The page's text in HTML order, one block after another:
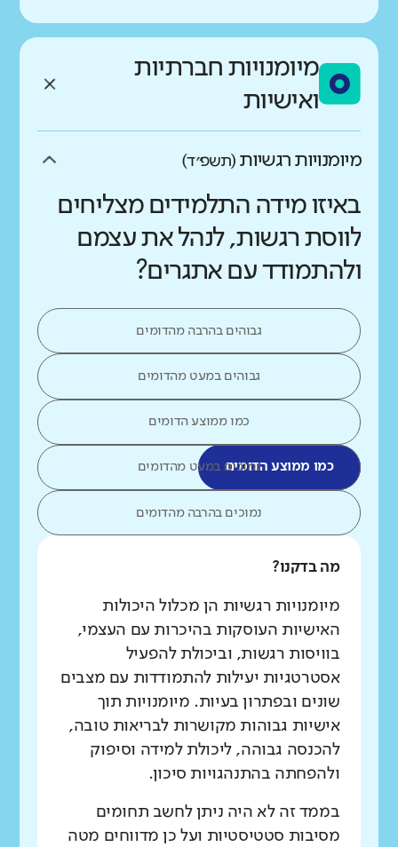
מיומנויות חברתיות
ואישיות
מיומנויות רגשיות (תשפ״ד)
באיזו מידה התלמידים מצליחים
לווסת רגשות, לנהל את עצמם
ולהתמודד עם אתגרים?
גבוהים בהרבה מהדומים
גבוהים במעט מהדומים
כמו ממוצע הדומים
כמו ממוצע הדומיםנמוכים במעט מהדומים
נמוכים בהרבה מהדומים
מה בדקנו?
מיומנויות רגשיות הן מכלול היכולות
האישיות העוסקות בהיכרות עם העצמי,
בוויסות רגשות, וביכולת להפעיל
אסטרטגיות יעילות להתמודדות עם מצבים
שונים ובפתרון בעיות. מיומנויות תוך
אישיות גבוהות מקושרות לבריאות טובה,
להכנסה גבוהה, ליכולת למידה וסיפוק
ולהפחתה בהתנהגויות סיכון.
בממד זה לא היה ניתן לחשב תחומים
מסיבות סטטיסטיות ועל כן מדווחים מטה